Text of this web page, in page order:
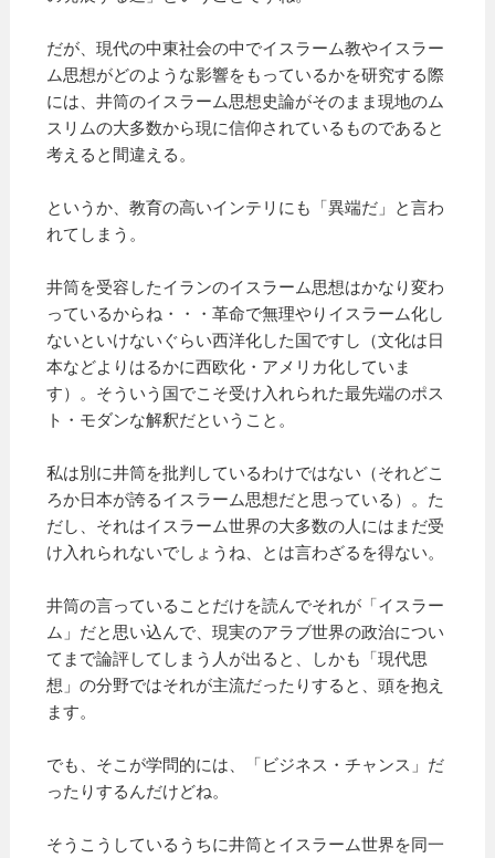
だが、現代の中東社会の中でイスラーム教やイスラー
ム思想がどのような影響をもっているかを研究する際
には、井筒のイスラーム思想史論がそのまま現地のム
スリムの大多数から現に信仰されているものであると
考えると間違える。
というか、教育の高いインテリにも「異端だ」と言わ
れてしまう。
井筒を受容したイランのイスラーム思想はかなり変わ
っているからね・・・革命で無理やりイスラーム化し
ないといけないぐらい西洋化した国ですし（文化は日
本などよりはるかに西欧化・アメリカ化していま
す）。そういう国でこそ受け入れられた最先端のポス
ト・モダンな解釈だということ。
私は別に井筒を批判しているわけではない（それどこ
ろか日本が誇るイスラーム思想だと思っている）。た
だし、それはイスラーム世界の大多数の人にはまだ受
け入れられないでしょうね、とは言わざるを得ない。
井筒の言っていることだけを読んでそれが「イスラー
ム」だと思い込んで、現実のアラブ世界の政治につい
てまで論評してしまう人が出ると、しかも「現代思
想」の分野ではそれが主流だったりすると、頭を抱え
ます。
でも、そこが学問的には、「ビジネス・チャンス」だ
ったりするんだけどね。
そうこうしているうちに井筒とイスラーム世界を同一